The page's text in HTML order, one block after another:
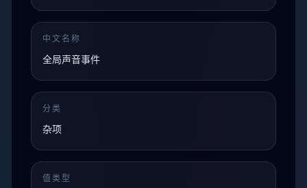
中文名称
全局声音事件
分类
杂项
值类型